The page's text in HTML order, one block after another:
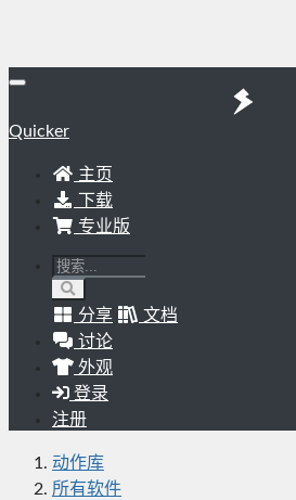
Quicker
主页
下载
专业版
分享
文档
讨论
外观
登录
注册
动作库
所有软件